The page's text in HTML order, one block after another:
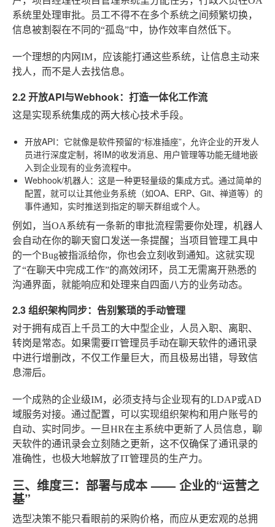
系统里处理审批。员工不得不在多个系统之间频繁切换，
信息被割裂在不同的“孤岛”中，协作效率自然低下。
一个理想的内网IM，应该能打通这些系统，让信息主动来
找人，而不是人去找信息。
2.2 开放API与Webhook：打造一体化工作流
这是实现系统集成的两大核心技术手段。
开放API：它就像是软件预留的“标准插座”，允许企业的开发人
员进行深度定制，将IM的收发消息、用户管理等功能无缝地嵌
入到企业现有的业务流程中。
Webhook/机器人 ：这是一种更轻量级的集成方式。通过简单的
配置，就可以让其他业务系统（如OA、ERP、Git、禅道等）的
事件通知，实时推送到指定的聊天群组或个人。
例如，当OA系统有一条新的审批流程需要你处理，机器人
会自动在你的聊天窗口发送一条提醒；当项目管理工具中
的一个Bug被指派给你，你也会立刻收到通知。这就实现
了“在聊天中完成工作”的高效闭环，员工无需离开熟悉的
沟通界面，就能响应和处理来自四面八方的业务动态。
2.3 组织架构同步：告别繁琐的手动管理
对于拥有成百上千员工的大中型企业，人员入职、离职、
转岗是常态。如果需要IT管理员手动在聊天软件的通讯录
中进行增删改，不仅工作量巨大，而且极易出错，导致信
息滞后。
一个成熟的企业级IM，必须支持与企业现有的LDAP或AD
域服务对接。通过配置，可以实现组织架构和用户账号的
自动、实时同步。一旦HR在主系统中更新了人员信息，聊
天软件的通讯录会立刻随之更新，这不仅确保了通讯录的
准确性，也极大地解放了IT管理员的生产力。
三、维度三：部署与成本 —— 企业的“运营之
基”
选型决策不能只看眼前的采购价格，而应从更宏观的总拥